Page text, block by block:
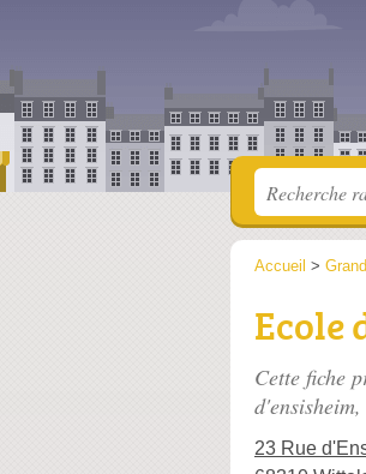
Accueil >
Ecole
Cette fiche
d'ensisheim,
23 Rue